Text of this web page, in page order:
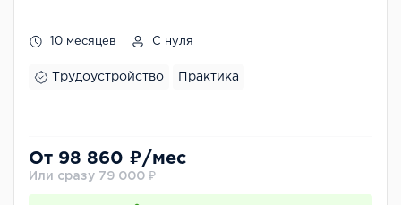
10 месяцев С нуля
Трудоустройство Практика
От 98 860 ₽/мес
Или сразу 79 000 ₽